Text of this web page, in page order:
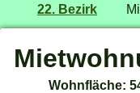
22. Bezirk
Wohnfläche: